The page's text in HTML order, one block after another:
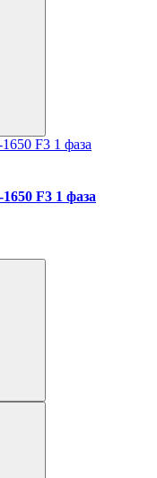
F3 1 фаза